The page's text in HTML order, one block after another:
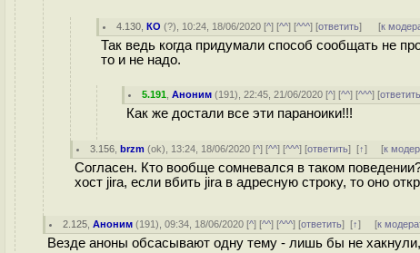
4.130 ,КО (?), 10:24, 18/06/2020 [^] [^^] [^^^] [ответить] [к
Так ведь когда придумали способ сообщать не
то и не надо.
5.191 ,Аноним (191), 22:45, 21/06/2020 [^] [^^] [^^^] [
Как же достали все эти параноики!!!
3.156 ,brzm (ok), 13:24, 18/06/2020 [^] [^^] [^^^] [ответить][↑] [к
Согласен. Кто вообще сомневался в таком
хост jira, если вбить jira в адресную строку, то оно
2.125 ,Аноним (191), 09:34, 18/06/2020 [^] [^^] [^^^] [ответить][↑] [к
Везде аноны обсасывают одну тему - лишь бы не